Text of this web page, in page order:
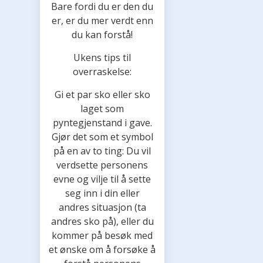
Bare fordi du er den du
er, er du mer verdt enn
du kan forstå!
Ukens tips til
overraskelse:
Gi et par sko eller sko
laget som
pyntegjenstand i gave.
Gjør det som et symbol
på en av to ting: Du vil
verdsette personens
evne og vilje til å sette
seg inn i din eller
andres situasjon (ta
andres sko på), eller du
kommer på besøk med
et ønske om å forsøke å